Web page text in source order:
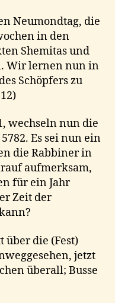
Neumondtag, die
in den
Shemitas und
Wir lernen nun in
Schöpfers zu
wechseln nun die
Es sei nun ein
die Rabbiner in
aufmerksam,
für ein Jahr
Zeit der
über die (Fest)
jetzt
überall; Busse